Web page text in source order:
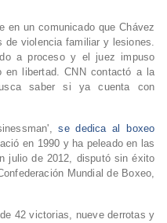
en un comunicado que Chávez
de violencia familiar y lesiones.
a proceso y el juez impuso
en libertad. CNN contactó a la
saber si ya cuenta con
se dedica al boxeo
en 1990 y ha peleado en las
julio de 2012, disputó sin éxito
Mundial de Boxeo,
42 victorias, nueve derrotas y